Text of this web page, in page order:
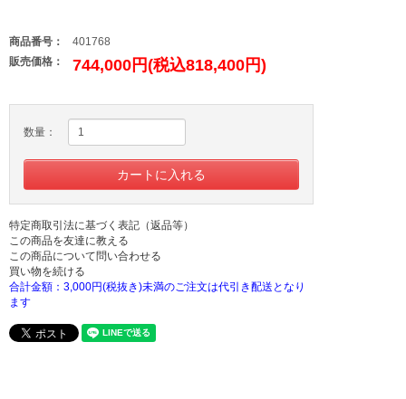
商品番号：
401768
販売価格：
744,000円(税込818,400円)
数量：
特定商取引法に基づく表記（返品等）
この商品を友達に教える
この商品について問い合わせる
買い物を続ける
合計金額：3,000円(税抜き)未満のご注文は代引き配送となり
ます